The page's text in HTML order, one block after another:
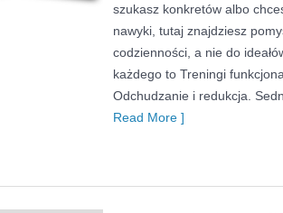
szukasz konkretów albo
nawyki, tutaj znajdziesz
codzienności, a nie do
każdego to Treningi
Odchudzanie i redukcja.
Read More ]